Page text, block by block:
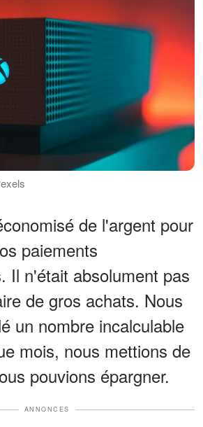
de l'argent pour
paiements
Il n'était absolument pas
de gros achats. Nous
un nombre incalculable
mois, nous mettions de
pouvions épargner.
ANNONCES